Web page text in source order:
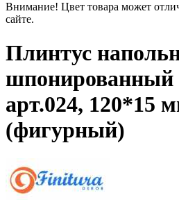
Внимание! Цвет товара может
сайте.
Плинтус
арт.024, 120*15
(фигурный)